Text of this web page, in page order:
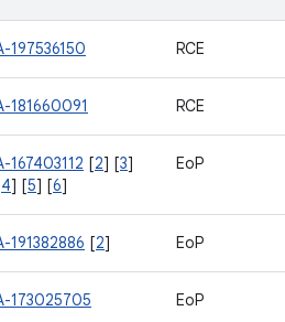
197536150 RCE
181660091 RCE
167403112 [2] [3]
4] [5] [6]
EoP
191382886 [2] EoP
173025705 EoP